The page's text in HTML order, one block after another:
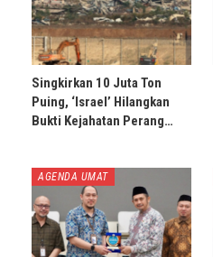
Singkirkan 10 Juta Ton
Puing, ‘Israel’ Hilangkan
Bukti Kejahatan Perang…
AGENDA UMAT